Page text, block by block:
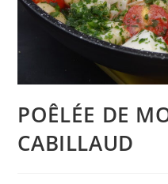
POÊLÉE DE
CABILLAUD